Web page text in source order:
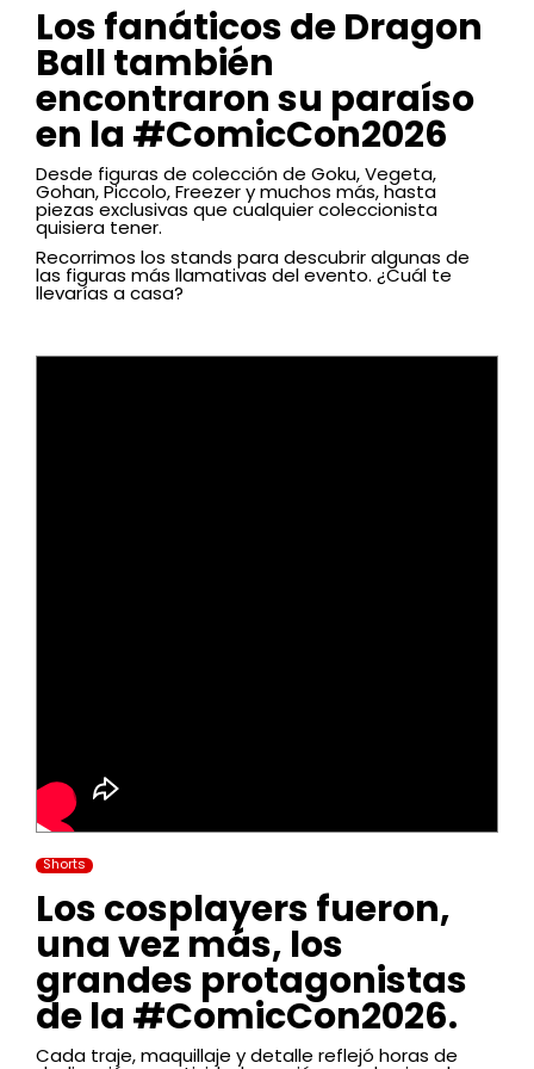
Los fanáticos de Dragon
Ball también
encontraron su paraíso
en la #ComicCon2026
Desde figuras de colección de Goku, Vegeta,
Gohan, Piccolo, Freezer y muchos más, hasta
piezas exclusivas que cualquier coleccionista
quisiera tener.
Recorrimos los stands para descubrir algunas de
las figuras más llamativas del evento. ¿Cuál te
llevarías a casa?
Shorts
Los cosplayers fueron,
una vez más, los
grandes protagonistas
de la #ComicCon2026.
Cada traje, maquillaje y detalle reflejó horas de